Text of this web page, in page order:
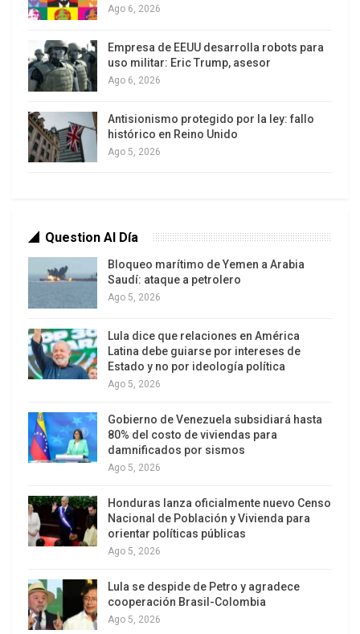
El topo de la CIA ahora se encuentra bajo asilo
un beneficio que solicitó para evitar ser juzgado
en Estados Unidos, donde la Justicia lo acusa de
Según publicaron los diarios, tanto la NSA como la
GHCQ pudieron crackear o eludir la mayoría de los
empresas de informática.
Sus analistas se ocuparon principalmente de
trabajar en sitios como Google, Yahoo, Facebook
Según las revelaciones, unos pocos empleados
tenían acceso a la información altamente secreta
Australia y Nueva Zelanda estaban al tanto.
Ago 6, 2026
Empresa de EEUU desarrolla robots para
uso militar: Eric Trump, asesor
Ago 6, 2026
Antisionismo protegido por la ley: fallo
histórico en Reino Unido
Ago 5, 2026
Question Al Día
Bloqueo marítimo de Yemen a Arabia
Saudí: ataque a petrolero
Ago 5, 2026
Lula dice que relaciones en América
Latina debe guiarse por intereses de
Estado y no por ideología política
Ago 5, 2026
Gobierno de Venezuela subsidiará hasta
80% del costo de viviendas para
damnificados por sismos
Ago 5, 2026
Honduras lanza oficialmente nuevo Censo
Nacional de Población y Vivienda para
orientar políticas públicas
Ago 5, 2026
Lula se despide de Petro y agradece
cooperación Brasil-Colombia
Ago 5, 2026